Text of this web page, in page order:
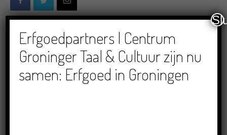
LEES VERDER LEES OOK
Doe mee aan de Pervinzioale
Erfgoedpartners | Centrum
Groninger Taal & Cultuur zijn nu
samen: Erfgoed in Groningen